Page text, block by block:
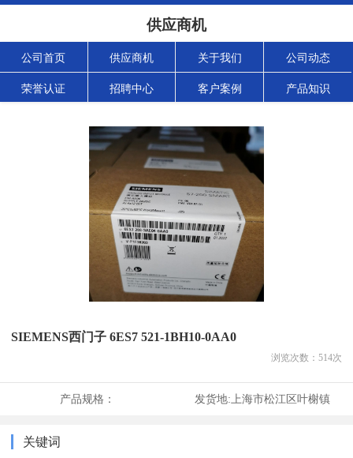
供应商机
公司首页 供应商机 关于我们 公司动态
荣誉认证 招聘中心 客户案例 产品知识
SIEMENS西门子 6ES7 521-1BH10-0AA0
浏览次数： 514次
产品规格： 发货地: 上海市松江区叶榭镇
关键词